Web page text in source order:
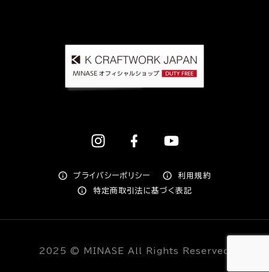
プライバシーポリシー
利用規約
特定商取引法に基づく表記
2025 © MINASE All Rights Reserved